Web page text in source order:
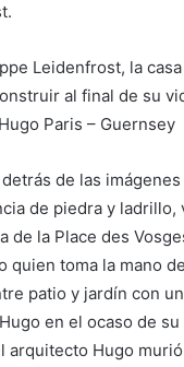
Leidenfrost, la
al final de su
Paris – Guernsey
de las
de piedra y ladrillo,
de la Place des
quien toma la mano
patio y jardín con
en el ocaso de su
arquitecto Hugo